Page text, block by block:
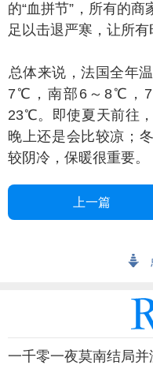
的“血拼节”，所有的
足以击退严寒，让所有
来说，法国全年温
7℃，南部6～8℃，7
23℃。即使夏天前往
晚上还是会比较凉；
较阴冷，保暖很重要。
上一篇
一千零一夜莫南结局